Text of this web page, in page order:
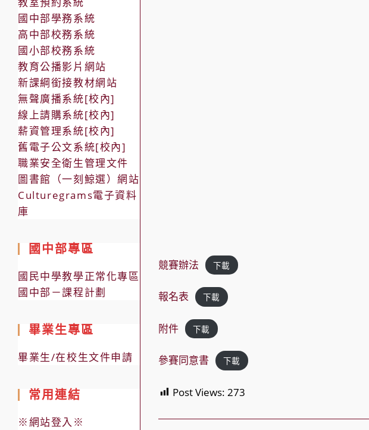
競賽辦法 下載
報名表 下載
附件 下載
參賽同意書 下載
Post Views: 273
國中部學務系統
高中部校務系統
國小部校務系統
教育公播影片網站
新課綱銜接教材網站
無聲廣播系統[校內]
線上請購系統[校內]
薪資管理系統[校內]
舊電子公文系統[校內]
職業安全衛生管理文件
圖書館（一刻鯨選）網站
Culturegrams電子資料
庫
國中部專區
國民中學教學正常化專區
國中部－課程計劃
畢業生專區
畢業生/在校生文件申請
常用連結
※網站登入※